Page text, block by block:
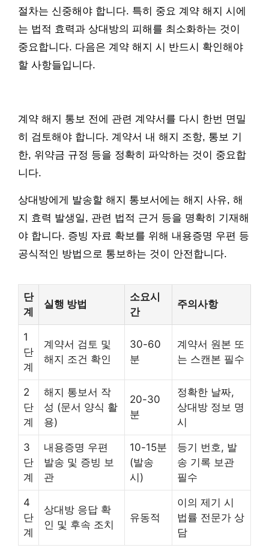
절차는 신중해야 합니다. 특히 중요 계약 해지 시에
는 법적 효력과 상대방의 피해를 최소화하는 것이
중요합니다. 다음은 계약 해지 시 반드시 확인해야
할 사항들입니다.
계약 해지 통보 전에 관련 계약서를 다시 한번 면밀
히 검토해야 합니다. 계약서 내 해지 조항, 통보 기
한, 위약금 규정 등을 정확히 파악하는 것이 중요합
니다.
상대방에게 발송할 해지 통보서에는 해지 사유, 해
지 효력 발생일, 관련 법적 근거 등을 명확히 기재해
야 합니다. 증빙 자료 확보를 위해 내용증명 우편 등
공식적인 방법으로 통보하는 것이 안전합니다.
단
계
실행 방법
소요시
간
주의사항
1
단
계
계약서 검토 및
해지 조건 확인
30-60
분
계약서 원본 또
는 스캔본 필수
2
단
계
해지 통보서 작
성 (문서 양식 활
용)
20-30
분
정확한 날짜,
상대방 정보 명
시
3
단
계
내용증명 우편
발송 및 증빙 보
관
10-15분
(발송
시)
등기 번호, 발
송 기록 보관
필수
4
단
계
상대방 응답 확
인 및 후속 조치
유동적
이의 제기 시
법률 전문가 상
담